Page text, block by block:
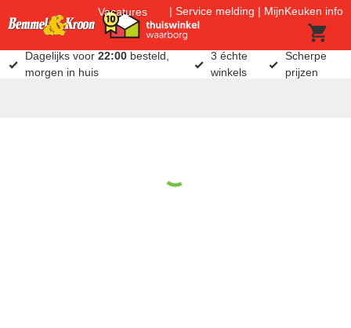
Vacatures Service melding MijnKeuken info
Dagelijks voor22:00 besteld,
morgen in huis
3 échte
winkels
Scherpe
prijzen